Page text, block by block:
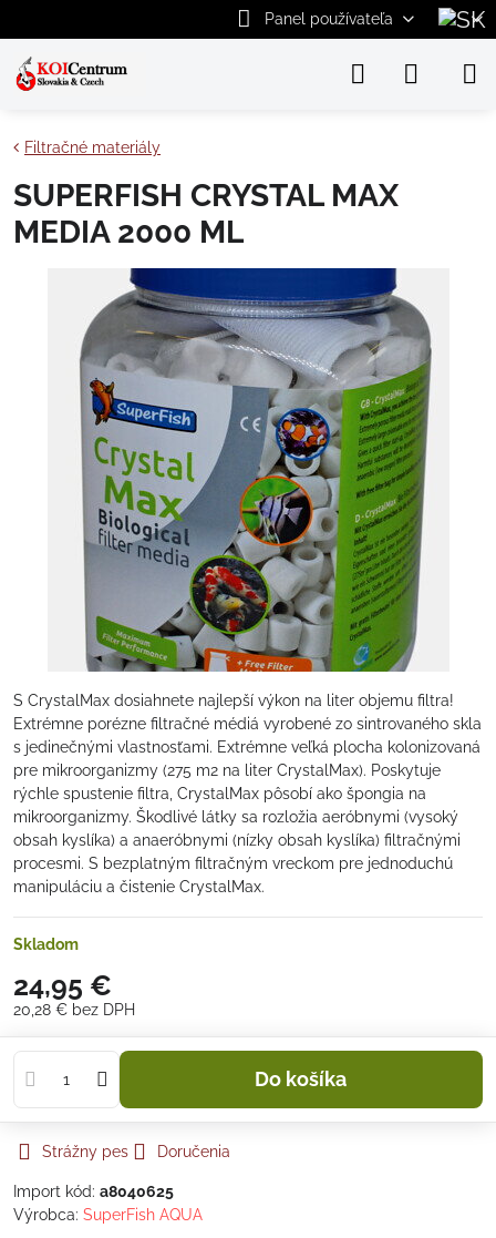
Panel používateľa
Filtračné materiály
SUPERFISH CRYSTAL MAX
MEDIA 2000 ML
S CrystalMax dosiahnete najlepší výkon na liter objemu filtra!
Extrémne porézne filtračné médiá vyrobené zo sintrovaného skla
s jedinečnými vlastnosťami. Extrémne veľká plocha kolonizovaná
pre mikroorganizmy (275 m2 na liter CrystalMax). Poskytuje
rýchle spustenie filtra, CrystalMax pôsobí ako špongia na
mikroorganizmy. Škodlivé látky sa rozložia aeróbnymi (vysoký
obsah kyslíka) a anaeróbnymi (nízky obsah kyslíka) filtračnými
procesmi. S bezplatným filtračným vreckom pre jednoduchú
manipuláciu a čistenie CrystalMax.
Skladom
24,95 €
20,28 € bez DPH
Do košíka
Strážny pes Doručenia
Import kód: a8040625
Výrobca: SuperFish AQUA